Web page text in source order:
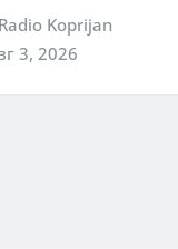
Radio Koprijan
3, 2026